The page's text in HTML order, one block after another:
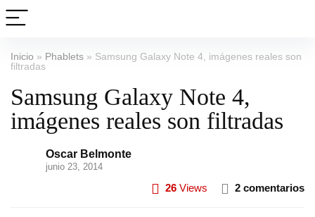
Inicio » Phablets » Samsung Galaxy Note 4, imágenes reales son
filtradas
Samsung Galaxy Note 4,
imágenes reales son filtradas
Oscar Belmonte
junio 23, 2014
26 Views 2 comentarios